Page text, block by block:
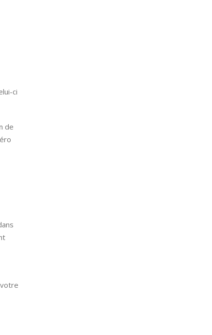
ci
de